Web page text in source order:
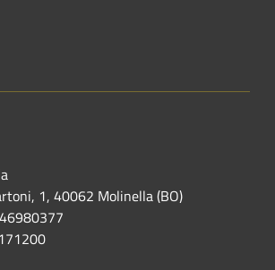
1, 40062 Molinella (BO)